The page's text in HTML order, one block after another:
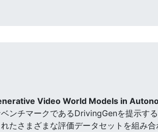
Video World Models in
ンチマークであるDrivingGenを提示す
たさまざまな評価データセットを組み